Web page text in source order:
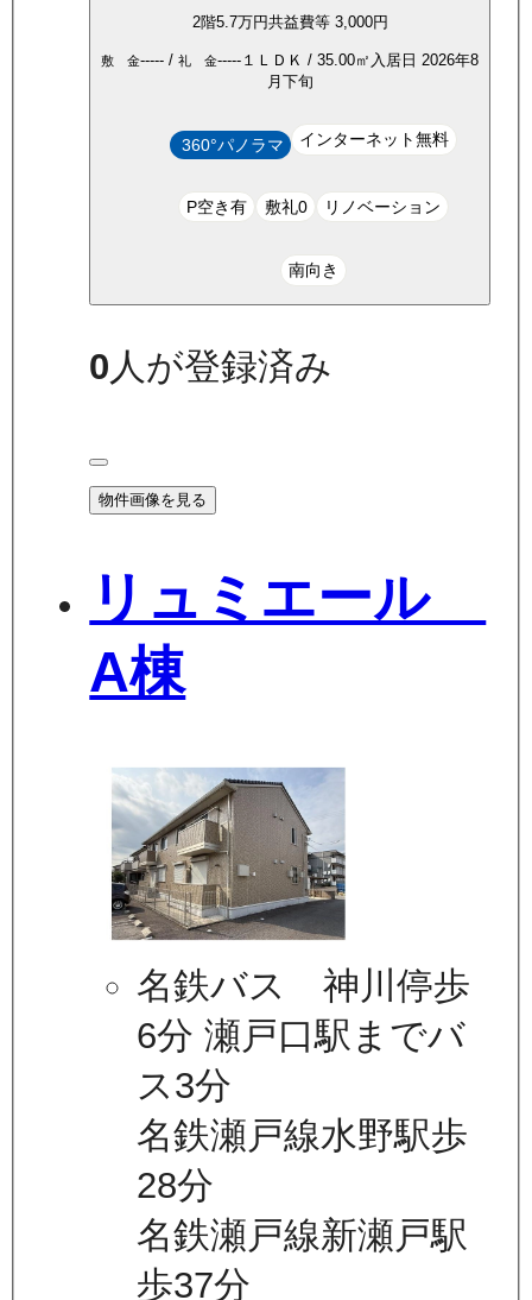
2階5.7万円共益費等 3,000円
敷 金----- / 礼 金----- １ＬＤＫ / 35.00㎡ 入居日 2026年8
月下旬
360°パノラマ インターネット無料
P空き有 敷礼0 リノベーション
南向き
0 人が登録済み
物件画像を見る
リュミエール
A棟
名鉄バス 神川停歩
6分 瀬戸口駅までバ
ス3分
名鉄瀬戸線水野駅歩
28分
名鉄瀬戸線新瀬戸駅
歩37分